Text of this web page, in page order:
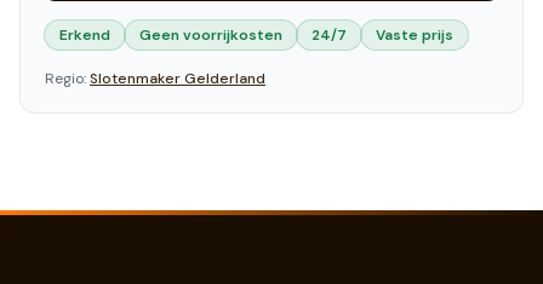
Erkend Geen voorrijkosten 24/7 Vaste prijs
Regio:SlotenmakerGelderland